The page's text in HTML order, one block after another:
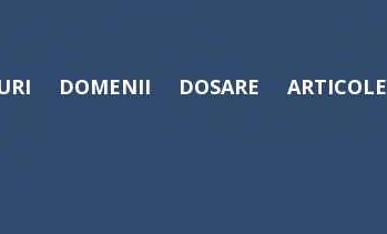
DOMENII DOSARE ARTICOLE